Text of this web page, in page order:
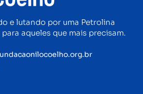
e lutando por uma Petrolina
aqueles que mais precisam.